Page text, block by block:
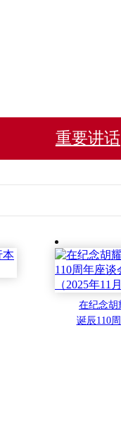
重要讲话
在纪念胡
诞辰110